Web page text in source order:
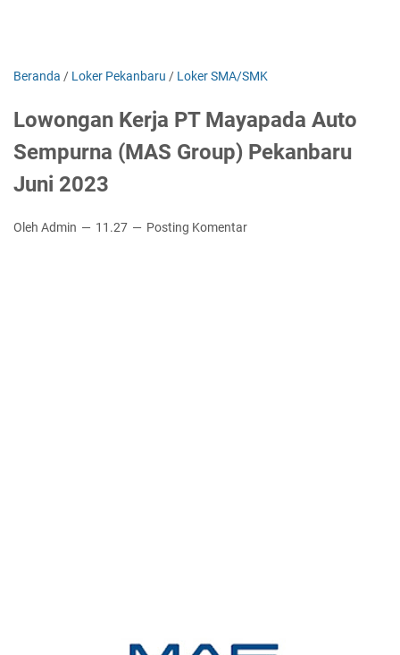
Beranda / Loker Pekanbaru / Loker SMA/SMK
Lowongan Kerja PT Mayapada Auto
Sempurna (MAS Group) Pekanbaru
Juni 2023
Oleh Admin 11.27 Posting Komentar